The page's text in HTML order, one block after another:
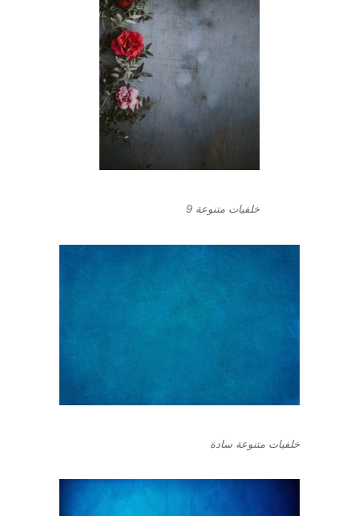
خلفيات متنوعة 9
خلفيات متنوعة سادة